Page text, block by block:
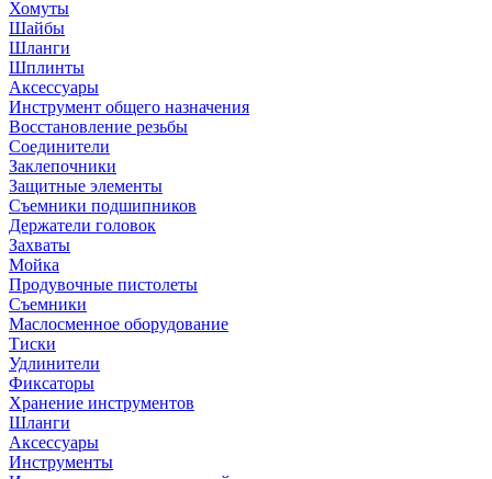
Хомуты
Шайбы
Шланги
Шплинты
Аксессуары
Инструмент общего назначения
Восстановление резьбы
Соединители
Заклепочники
Защитные элементы
Съемники подшипников
Держатели головок
Захваты
Мойка
Продувочные пистолеты
Съемники
Маслосменное оборудование
Тиски
Удлинители
Фиксаторы
Хранение инструментов
Шланги
Аксессуары
Инструменты